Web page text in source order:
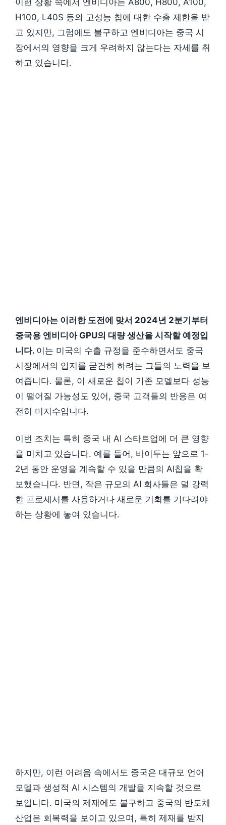
H100, L40S 등의 고성능 칩에 대한 수출 제한을 받
고 있지만, 그럼에도 불구하고 엔비디아는 중국 시
장에서의 영향을 크게 우려하지 않는다는 자세를 취
하고 있습니다.
엔비디아는 이러한 도전에 맞서 2024년 2분기부터
중국용 엔비디아 GPU의 대량 생산을 시작할 예정입
니다. 이는 미국의 수출 규정을 준수하면서도 중국
시장에서의 입지를 굳건히 하려는 그들의 노력을 보
여줍니다. 물론, 이 새로운 칩이 기존 모델보다 성능
이 떨어질 가능성도 있어, 중국 고객들의 반응은 여
전히 미지수입니다.
이번 조치는 특히 중국 내 AI 스타트업에 더 큰 영향
을 미치고 있습니다. 예를 들어, 바이두는 앞으로 1-
2년 동안 운영을 계속할 수 있을 만큼의 AI칩을 확
보했습니다. 반면, 작은 규모의 AI 회사들은 덜 강력
한 프로세서를 사용하거나 새로운 기회를 기다려야
하는 상황에 놓여 있습니다.
하지만, 이런 어려움 속에서도 중국은 대규모 언어
모델과 생성적 AI 시스템의 개발을 지속할 것으로
보입니다. 미국의 제재에도 불구하고 중국의 반도체
산업은 회복력을 보이고 있으며, 특히 제재를 받지